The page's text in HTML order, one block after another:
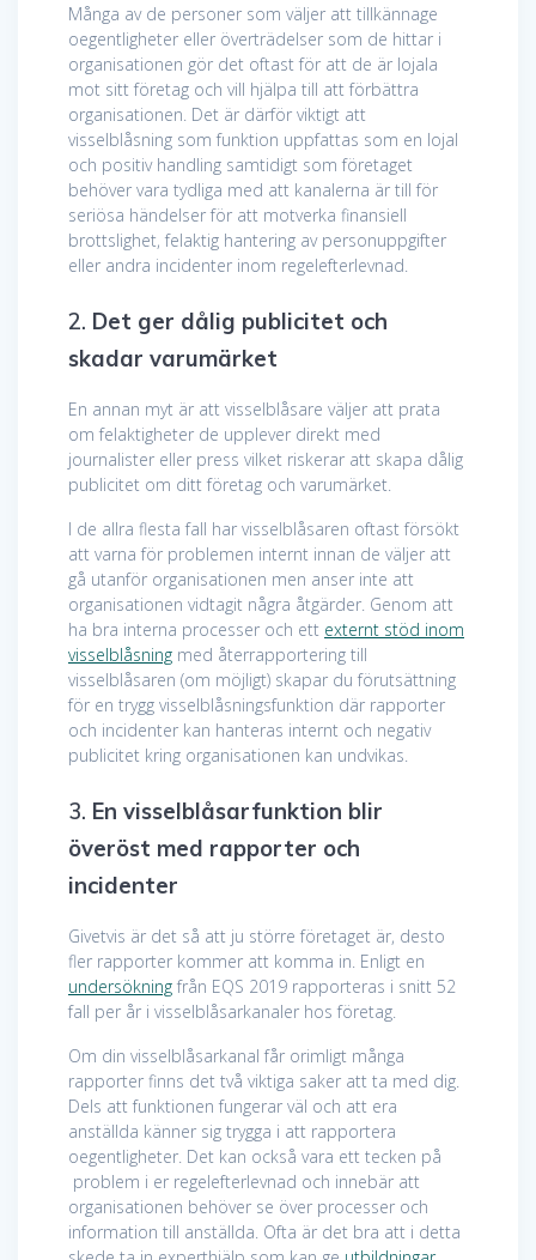
Många av de personer som väljer att tillkännage
oegentligheter eller överträdelser som de hittar i
organisationen gör det oftast för att de är lojala
mot sitt företag och vill hjälpa till att förbättra
organisationen. Det är därför viktigt att
visselblåsning som funktion uppfattas som en lojal
och positiv handling samtidigt som företaget
behöver vara tydliga med att kanalerna är till för
seriösa händelser för att motverka finansiell
brottslighet, felaktig hantering av personuppgifter
eller andra incidenter inom regelefterlevnad.
2. Det ger dålig publicitet och
skadar varumärket
En annan myt är att visselblåsare väljer att prata
om felaktigheter de upplever direkt med
journalister eller press vilket riskerar att skapa dålig
publicitet om ditt företag och varumärket.
I de allra flesta fall har visselblåsaren oftast försökt
att varna för problemen internt innan de väljer att
gå utanför organisationen men anser inte att
organisationen vidtagit några åtgärder. Genom att
ha bra interna processer och ett externt stöd inom
visselblåsning med återrapportering till
visselblåsaren (om möjligt) skapar du förutsättning
för en trygg visselblåsningsfunktion där rapporter
och incidenter kan hanteras internt och negativ
publicitet kring organisationen kan undvikas.
3. En visselblåsarfunktion blir
överöst med rapporter och
incidenter
Givetvis är det så att ju större företaget är, desto
fler rapporter kommer att komma in. Enligt en
undersökning från EQS 2019 rapporteras i snitt 52
fall per år i visselblåsarkanaler hos företag.
Om din visselblåsarkanal får orimligt många
rapporter finns det två viktiga saker att ta med dig.
Dels att funktionen fungerar väl och att era
anställda känner sig trygga i att rapportera
oegentligheter. Det kan också vara ett tecken på
problem i er regelefterlevnad och innebär att
organisationen behöver se över processer och
information till anställda. Ofta är det bra att i detta